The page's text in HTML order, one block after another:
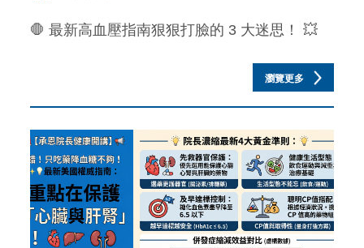
🛑 最新高血壓指南狠狠打臉的 3 大迷思！ 💥
瀏覽更多